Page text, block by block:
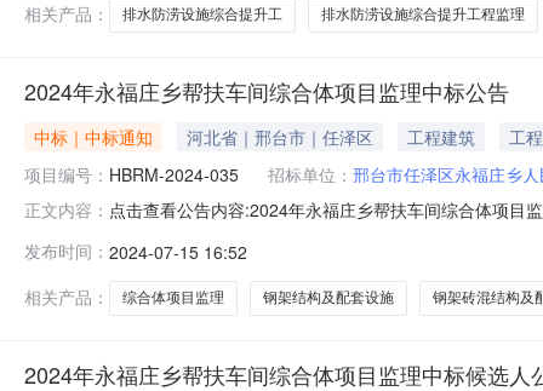
相关产品：
排水防涝设施综合提升工 排水防涝设施综合提升工程监理
2024年永福庄乡帮扶车间综合体项目监理中标公告
中标｜中标通知 河北省｜邢台市｜任泽区 工程建筑
工程
项目编号： HBRM-2024-035 招标单位： 邢台市任泽区永福庄乡
正文内容： 点击查看公告内容:2024年永福庄乡帮扶车间综合体项目
融盟工程项目管理有限公司地址：邢台市信都区冶金北
发布时间： 2024-07-15 16:52
相关产品：
综合体项目监理 钢架结构及配套设施 钢架砖混结构及
2024年永福庄乡帮扶车间综合体项目监理中标候选人